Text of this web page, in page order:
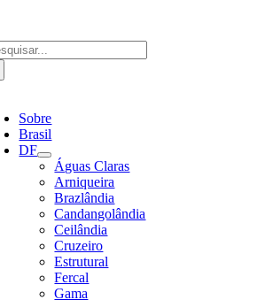
o
conteúdo
Sobre
Brasil
DF
Águas Claras
Arniqueira
Brazlândia
Candangolândia
Ceilândia
Cruzeiro
Estrutural
Fercal
Gama